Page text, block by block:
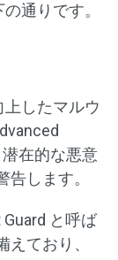
通りです。
したマルウ
在的な悪意
します。
と呼ば
ており、